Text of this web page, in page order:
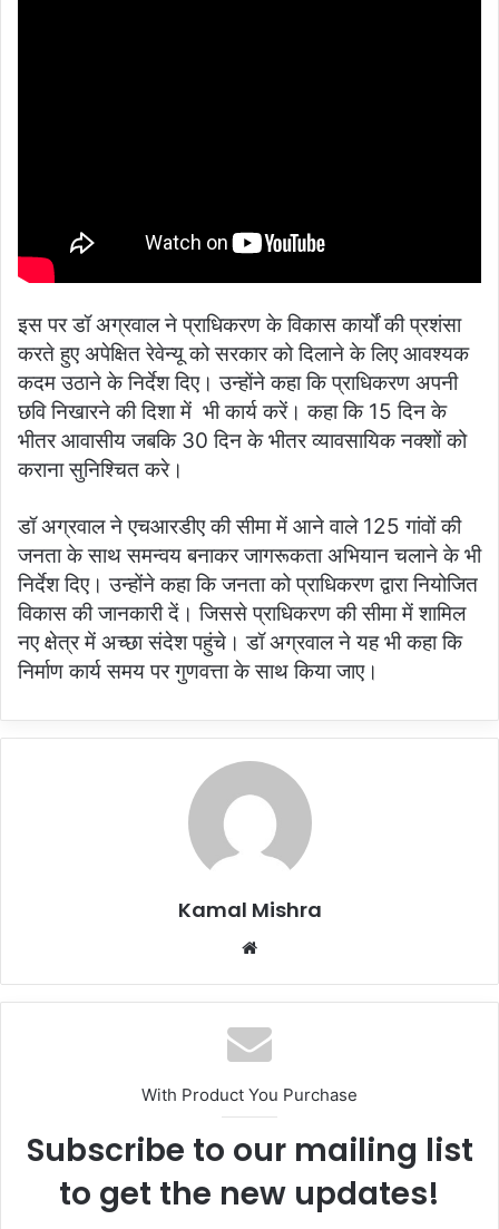
इस पर डॉ अग्रवाल ने प्राधिकरण के विकास कार्यों की प्रशंसा
करते हुए अपेक्षित रेवेन्यू को सरकार को दिलाने के लिए आवश्यक
कदम उठाने के निर्देश दिए। उन्होंने कहा कि प्राधिकरण अपनी
छवि निखारने की दिशा में भी कार्य करें। कहा कि 15 दिन के
भीतर आवासीय जबकि 30 दिन के भीतर व्यावसायिक नक्शों को
कराना सुनिश्चित करे।
डॉ अग्रवाल ने एचआरडीए की सीमा में आने वाले 125 गांवों की
जनता के साथ समन्वय बनाकर जागरूकता अभियान चलाने के भी
निर्देश दिए। उन्होंने कहा कि जनता को प्राधिकरण द्वारा नियोजित
विकास की जानकारी दें। जिससे प्राधिकरण की सीमा में शामिल
नए क्षेत्र में अच्छा संदेश पहुंचे। डॉ अग्रवाल ने यह भी कहा कि
निर्माण कार्य समय पर गुणवत्ता के साथ किया जाए।
Kamal Mishra
Website
With Product You Purchase
Subscribe to our mailing list
to get the new updates!